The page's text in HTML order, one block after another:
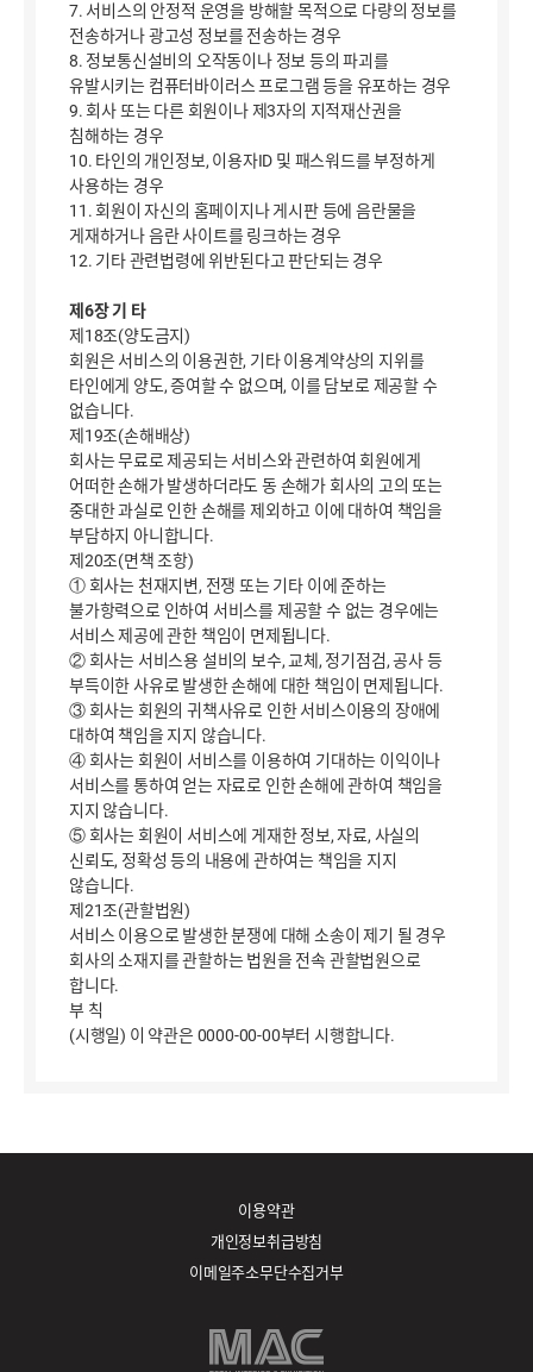
7. 서비스의 안정적 운영을 방해할 목적으로 다량의 정보를
전송하거나 광고성 정보를 전송하는 경우
8. 정보통신설비의 오작동이나 정보 등의 파괴를
유발시키는 컴퓨터바이러스 프로그램 등을 유포하는 경우
9. 회사 또는 다른 회원이나 제3자의 지적재산권을
침해하는 경우
10. 타인의 개인정보, 이용자ID 및 패스워드를 부정하게
사용하는 경우
11. 회원이 자신의 홈페이지나 게시판 등에 음란물을
게재하거나 음란 사이트를 링크하는 경우
12. 기타 관련법령에 위반된다고 판단되는 경우
제6장 기 타
제18조(양도금지)
회원은 서비스의 이용권한, 기타 이용계약상의 지위를
타인에게 양도, 증여할 수 없으며, 이를 담보로 제공할 수
없습니다.
제19조(손해배상)
회사는 무료로 제공되는 서비스와 관련하여 회원에게
어떠한 손해가 발생하더라도 동 손해가 회사의 고의 또는
중대한 과실로 인한 손해를 제외하고 이에 대하여 책임을
부담하지 아니합니다.
제20조(면책 조항)
① 회사는 천재지변, 전쟁 또는 기타 이에 준하는
불가항력으로 인하여 서비스를 제공할 수 없는 경우에는
서비스 제공에 관한 책임이 면제됩니다.
② 회사는 서비스용 설비의 보수, 교체, 정기점검, 공사 등
부득이한 사유로 발생한 손해에 대한 책임이 면제됩니다.
③ 회사는 회원의 귀책사유로 인한 서비스이용의 장애에
대하여 책임을 지지 않습니다.
④ 회사는 회원이 서비스를 이용하여 기대하는 이익이나
서비스를 통하여 얻는 자료로 인한 손해에 관하여 책임을
지지 않습니다.
⑤ 회사는 회원이 서비스에 게재한 정보, 자료, 사실의
신뢰도, 정확성 등의 내용에 관하여는 책임을 지지
않습니다.
제21조(관할법원)
서비스 이용으로 발생한 분쟁에 대해 소송이 제기 될 경우
회사의 소재지를 관할하는 법원을 전속 관할법원으로
합니다.
부 칙
(시행일) 이 약관은 0000-00-00부터 시행합니다.
이용약관
개인정보취급방침
이메일주소무단수집거부